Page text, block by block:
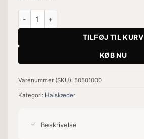
Jacqueline Pavé Halskæde 90cm antal
TILFØJ TIL KURV
KØB NU
Varenummer (SKU): 50501000
Kategori: Halskæder
Beskrivelse